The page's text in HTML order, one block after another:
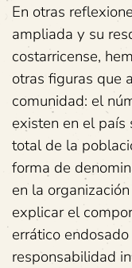
En otras
ampliada y su
costarricense,
otras figuras que
comunidad: el
existen en el país
total de la
forma de
en la
explicar el
errático
responsabilidad